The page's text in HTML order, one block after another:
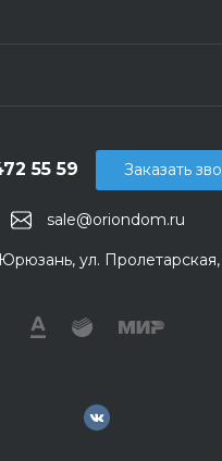
sale@oriondom.ru
55 59
ул. Пролетарская,
Заказать